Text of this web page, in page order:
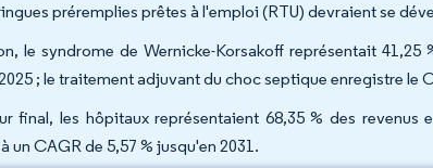
préremplies prêtes à l'emploi (RTU) devraient se
le syndrome de Wernicke-Korsakoff représentait
; le traitement adjuvant du choc septique enregistre le
final, les hôpitaux représentaient 68,35 % des
un CAGR de 5,57 % jusqu'en 2031.